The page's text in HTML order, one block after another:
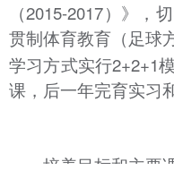
（2015-2017）》，
贯制体育教育（足球
学习方式实行2+2+1
课，后一年完育实习
一、培养目标和主要